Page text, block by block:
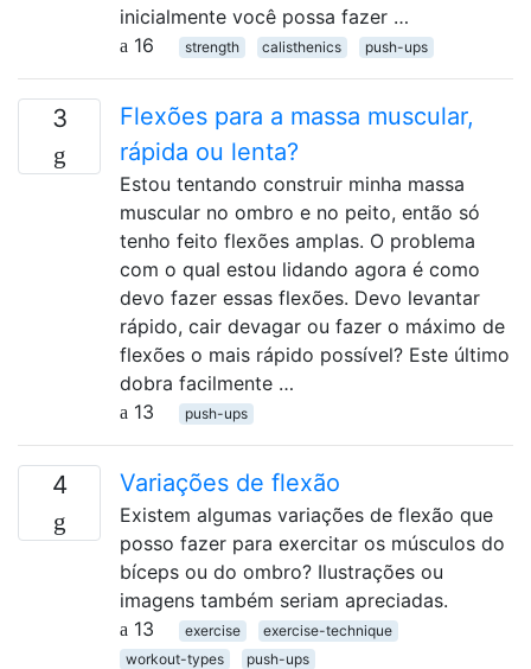
inicialmente você possa fazer …
16
strength calisthenics push-ups
3
Flexões para a massa muscular,
rápida ou lenta?
Estou tentando construir minha massa
muscular no ombro e no peito, então só
tenho feito flexões amplas. O problema
com o qual estou lidando agora é como
devo fazer essas flexões. Devo levantar
rápido, cair devagar ou fazer o máximo de
flexões o mais rápido possível? Este último
dobra facilmente …
13
push-ups
4 Variações de flexão
Existem algumas variações de flexão que
posso fazer para exercitar os músculos do
bíceps ou do ombro? Ilustrações ou
imagens também seriam apreciadas.
13
exercise
exercise-technique
workout-types
push-ups